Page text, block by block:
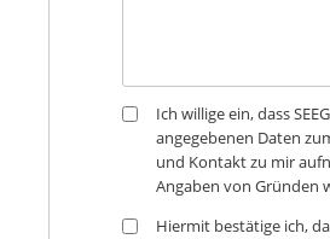
Ich willige ein, dass
angegebenen Daten
und Kontakt zu mir
Angaben von Gründen
Hiermit bestätige ich,